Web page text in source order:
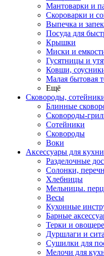
Мантоварки и
Скороварки и
Выпечка и
Посуда для
Крышки
Миски и
Гусятницы и
Ковши,
Малая бытовая
Ещё
Сковороды,
Блинные
Сковороды-
Сотейники
Сковороды
Воки
Аксессуары для кухни
Разделочные
Солонки,
Хлебницы
Мельницы.
Весы
Кухонные
Барные
Терки и
Дуршлаги и сита
Сушилки для
Мелочи для